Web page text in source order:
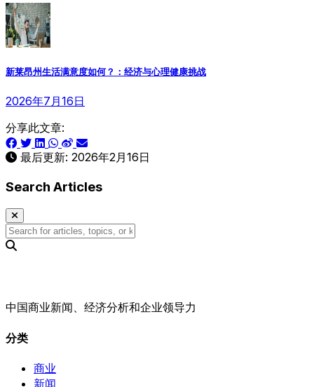
新莱昂州生活满意度如何？：经济与心理健康挑战
2026年7月16日
分享此文章:
最后更新: 2026年2月16日
Search Articles
中国商业新闻、经济分析和企业领导力
分类
商业
新闻